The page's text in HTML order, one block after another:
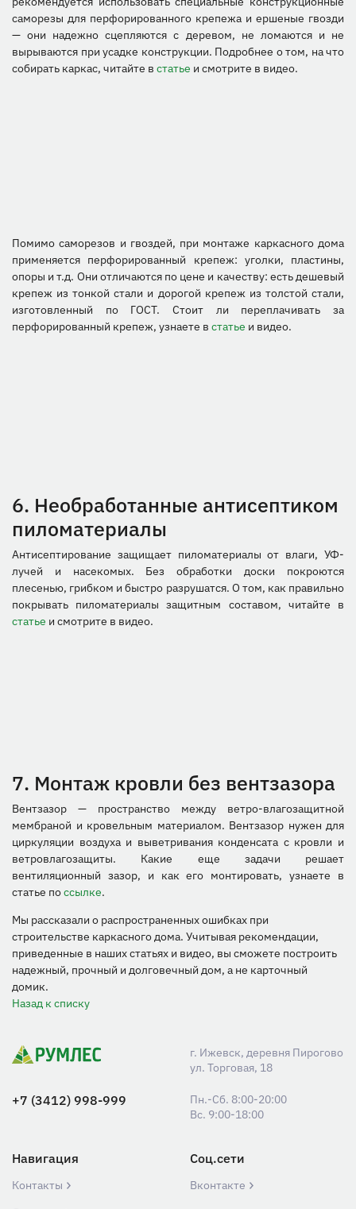
саморезы для перфорированного крепежа и ершеные гвозди
— они надежно сцепляются с деревом, не ломаются и не
вырываются при усадке конструкции. Подробнее о том, на что
собирать каркас, читайте в статье и смотрите в видео.
Помимо саморезов и гвоздей, при монтаже каркасного дома
применяется перфорированный крепеж: уголки, пластины,
опоры и т.д. Они отличаются по цене и качеству: есть дешевый
крепеж из тонкой стали и дорогой крепеж из толстой стали,
изготовленный по ГОСТ. Стоит ли переплачивать за
перфорированный крепеж, узнаете в статье и видео.
6. Необработанные антисептиком
пиломатериалы
Антисептирование защищает пиломатериалы от влаги, УФ-
лучей и насекомых. Без обработки доски покроются
плесенью, грибком и быстро разрушатся. О том, как правильно
покрывать пиломатериалы защитным составом, читайте в
статье и смотрите в видео.
7. Монтаж кровли без вентзазора
Вентзазор — пространство между ветро-влагозащитной
мембраной и кровельным материалом. Вентзазор нужен для
циркуляции воздуха и выветривания конденсата с кровли и
ветровлагозащиты. Какие еще задачи решает
вентиляционный зазор, и как его монтировать, узнаете в
статье поссылке.
Мы рассказали о распространенных ошибках при
строительстве каркасного дома. Учитывая рекомендации,
приведенные в наших статьях и видео, вы сможете построить
надежный, прочный и долговечный дом, а не карточный
домик.
Назад к списку
г. Ижевск, деревня Пирогово
ул. Торговая, 18
+7 (3412) 998-999
Пн.-Сб. 8:00-20:00
Вс. 9:00-18:00
Навигация
Контакты
Соц.сети
Вконтакте